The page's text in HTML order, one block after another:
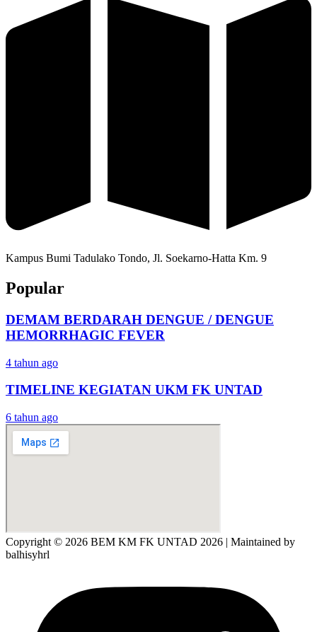
Kampus Bumi Tadulako Tondo, Jl. Soekarno-Hatta Km. 9
Popular
DEMAM BERDARAH DENGUE / DENGUE
HEMORRHAGIC FEVER
4 tahun ago
TIMELINE KEGIATAN UKM FK UNTAD
6 tahun ago
Copyright © 2026 BEM KM FK UNTAD 2026 | Maintained by
balhisyhrl